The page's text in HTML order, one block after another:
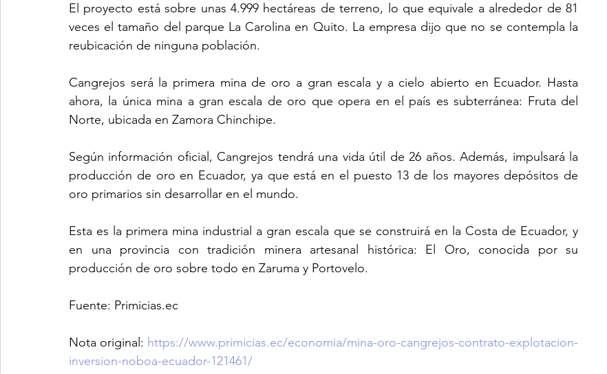
El proyecto está sobre unas 4.999 hectáreas de terreno, lo que equivale a alrededor de 81
veces el tamaño del parque La Carolina en Quito. La empresa dijo que no se contempla la
reubicación de ninguna población.
Cangrejos será la primera mina de oro a gran escala y a cielo abierto en Ecuador. Hasta
ahora, la única mina a gran escala de oro que opera en el país es subterránea: Fruta del
Norte, ubicada en Zamora Chinchipe.
Según información oficial, Cangrejos tendrá una vida útil de 26 años. Además, impulsará la
producción de oro en Ecuador, ya que está en el puesto 13 de los mayores depósitos de
oro primarios sin desarrollar en el mundo.
Esta es la primera mina industrial a gran escala que se construirá en la Costa de Ecuador, y
en una provincia con tradición minera artesanal histórica: El Oro, conocida por su
producción de oro sobre todo en Zaruma y Portovelo.
Fuente: Primicias.ec
Nota original: https://www.primicias.ec/economia/mina-oro-cangrejos-contrato-explotacion-
inversion-noboa-ecuador-121461/